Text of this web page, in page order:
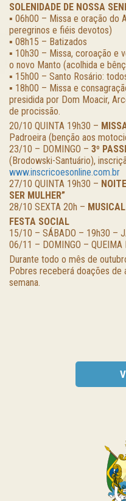
SOLENIDADE DE NOSSA
▪️ 06h00 – Missa e oração do
peregrinos e fiéis devotos)
▪️ 08h15 – Batizados
▪️ 10h30 – Missa, coroação e
o novo Manto (acolhida e
▪️ 15h00 – Santo Rosário:
▪️ 18h00 – Missa e
presidida por Dom Moacir,
de procissão.
20/10 QUINTA 19h30 –
Padroeira (benção aos
23/10 – DOMINGO – 3º
(Brodowski-Santuário),
www.inscricoesonline.com.br
27/10 QUINTA 19h30 –
SER MULHER”
28/10 SEXTA 20h –
FESTA SOCIAL
15/10 – SÁBADO – 19h30 –
06/11 – DOMINGO – QUEIMA
Durante todo o mês de
Pobres receberá doações de
semana.